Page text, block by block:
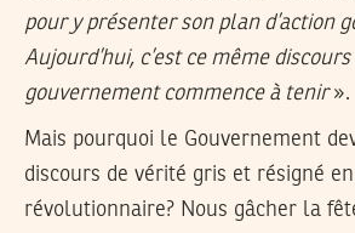
pour y présenter son plan d’action
Aujourd’hui, c’est ce même
gouvernement commence à tenir».
Mais pourquoi le Gouvernement
discours de vérité gris et résigné
révolutionnaire? Nous gâcher la